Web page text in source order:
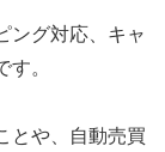
ング対応、キャ
。
とや、自動売買